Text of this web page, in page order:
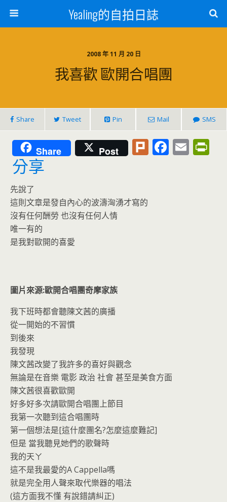
Yealing的自拍日誌
2008 年 11 月 20 日
我喜歡 歐開合唱團
Share Tweet Pin Mail SMS
Share Post Pl F E
分享
先說了
這則文章是發自內心的波濤洶湧才寫的
沒有任何酬勞 也沒有任何人情
唯一有的
是我對歐開的喜愛
圖片來源:歐開合唱團奇摩家族
我下班時都會聽陳文茜的廣播
從一開始的不習慣
到後來
我發現
陳文茜改變了我許多的喜好與觀念
無論是在音樂 電影 政治 社會 甚至是美食方面
陳文茜很喜歡歐開
好多好多次請歐開合唱團上節目
我第一次聽到這合唱團時
第一個想法是[這什麼團名?怎麼這麼難記]
但是 當我聽見她們的歌聲時
我的天ㄚ
這不是我最愛的A Cappella嗎
就是完全用人聲來取代樂器的唱法
(這方面我不懂 有說錯請糾正)